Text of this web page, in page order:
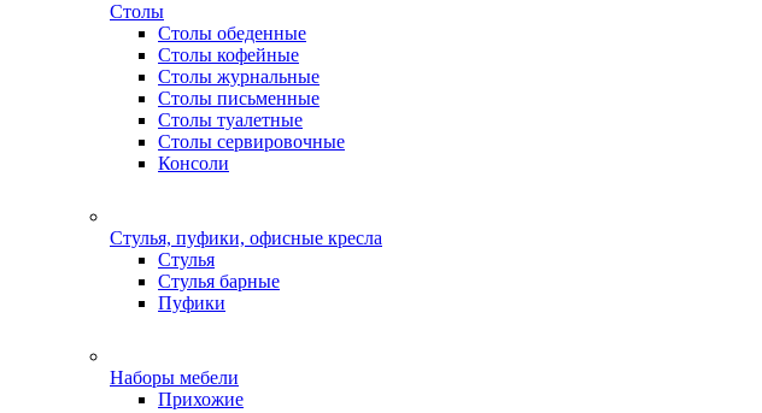
Столы
Столы обеденные
Столы кофейные
Столы журнальные
Столы письменные
Столы туалетные
Столы сервировочные
Консоли
Стулья, пуфики, офисные кресла
Стулья
Стулья барные
Пуфики
Наборы мебели
Прихожие